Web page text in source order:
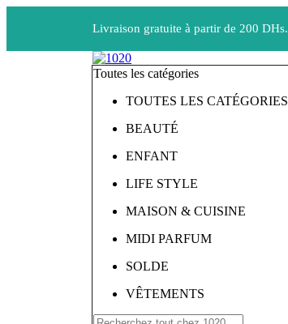
Livraison gratuite à partir de 200 DHs.
Toutes les catégories
TOUTES LES CATÉGORIES
BEAUTÉ
ENFANT
LIFE STYLE
MAISON & CUISINE
MIDI PARFUM
SOLDE
VÊTEMENTS